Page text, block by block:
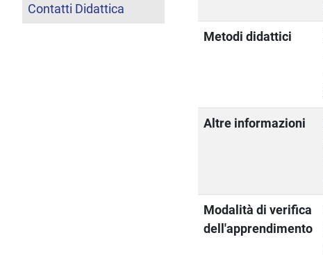
Metodi didattici
Altre informazioni
Modalità di verifica
dell'apprendimento
Contatti Didattica